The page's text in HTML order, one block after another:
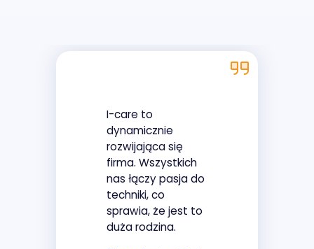
I-care to
dynamicznie
rozwijająca się
firma. Wszystkich
nas łączy pasja do
techniki, co
sprawia, że jest to
duża rodzina.